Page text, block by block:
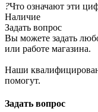
?Что означают эти
Наличие
Задать вопрос
Вы можете задать
или работе магазина.
Наши
помогут.
Задать вопрос